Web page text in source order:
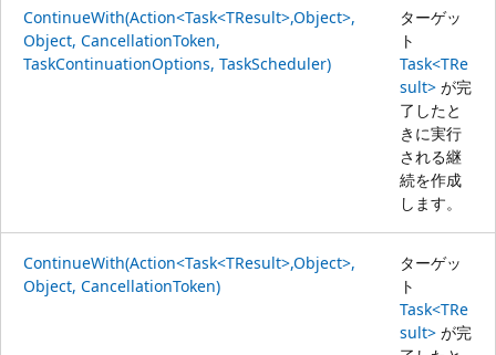
ContinueWith(Action<Task<TResult>,Object>,
Object, CancellationToken,
TaskContinuationOptions, TaskScheduler)
ターゲッ
ト
Task<TRe
sult> が完
了したと
きに実行
される継
続を作成
します。
ContinueWith(Action<Task<TResult>,Object>,
Object, CancellationToken)
ターゲッ
ト
Task<TRe
sult> が完